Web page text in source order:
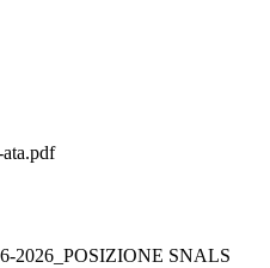
2026_POSIZIONE SNALS